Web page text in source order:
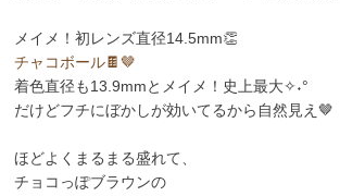
メイメ！初レンズ直径14.5mm👏
チャコボール🍫🤎
着色直径も13.9mmとメイメ！史上最大✧˖°
だけどフチにぼかしが効いてるから自然見え🤎
ほどよくまるまる盛れて、
チョコっぽブラウンの